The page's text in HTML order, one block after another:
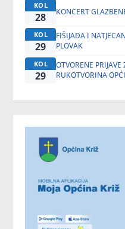
KOL
28 KONCERT
KOL
29
FIŠIJADA I
PLOVAK
KOL
29
OTVORENE
RUKOTVORINA